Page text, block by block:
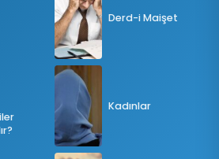
Derd-i Maişet
Kadınlar